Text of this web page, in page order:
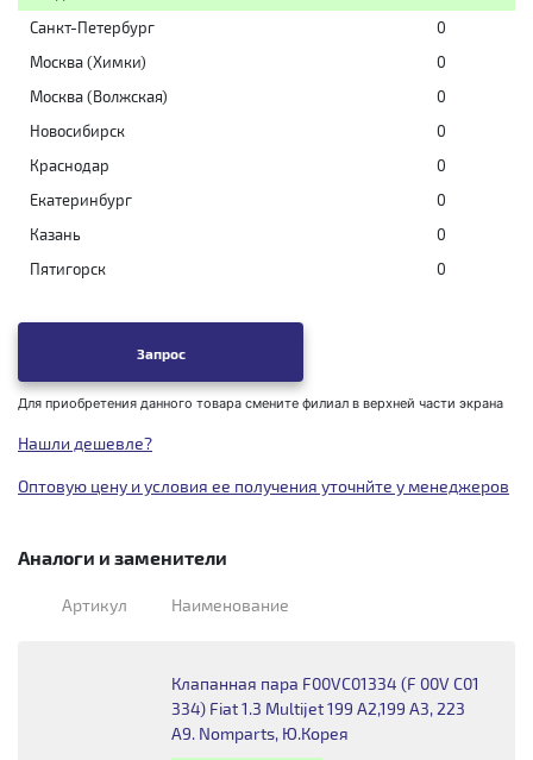
Санкт-Петербург
0
Москва (Химки)
0
Москва (Волжская)
0
Новосибирск
0
Краснодар
0
Екатеринбург
0
Казань
0
Пятигорск
0
Запрос
Для приобретения данного товара смените филиал в верхней части экрана
Нашли дешевле?
Оптовую цену и условия ее получения уточнйте у менеджеров
Аналоги и заменители
Артикул Наименование
Клапанная пара F00VC01334 (F 00V C01
334) Fiat 1.3 Multijet 199 A2,199 A3, 223
A9. Nomparts, Ю.Корея